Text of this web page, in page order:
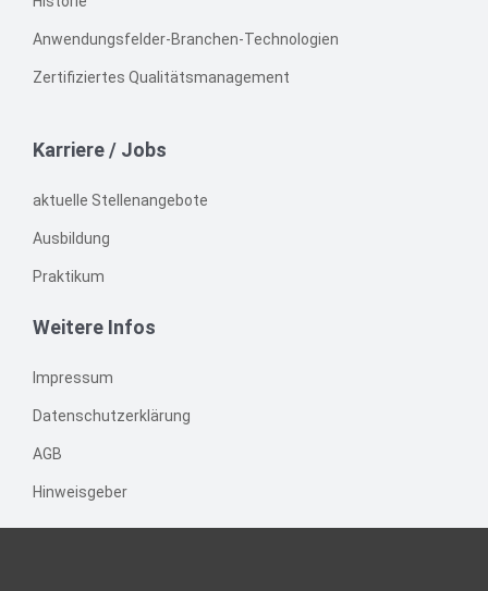
Anwendungsfelder-Branchen-Technologien
Zertifiziertes Qualitätsmanagement
Karriere / Jobs
aktuelle Stellenangebote
Ausbildung
Praktikum
Weitere Infos
Impressum
Datenschutzerklärung
AGB
Hinweisgeber